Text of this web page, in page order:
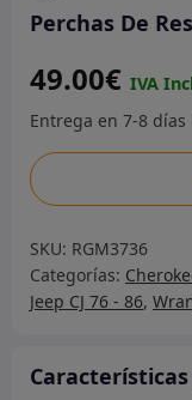
Perchas De
49.00€
Perchas
De
63mm
cantidad
SKU: RGM3736
Categorías:
Jeep CJ 76 - 86,